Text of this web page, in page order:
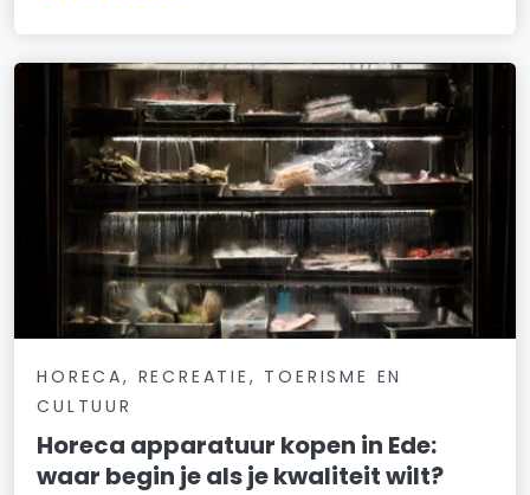
HORECA, RECREATIE, TOERISME EN
CULTUUR
Horeca apparatuur kopen in Ede:
waar begin je als je kwaliteit wilt?